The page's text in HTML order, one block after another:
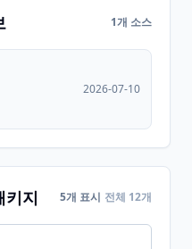
1개 소스
2026-07-10
키지 5개 표시 전체 12개